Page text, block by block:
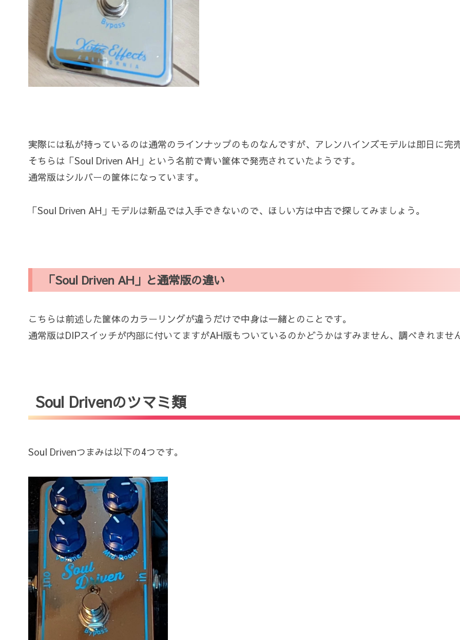
実際には私が持っているのは通常のラインナップのものなんですが、アレンハインズモデルは即日に完
そちらは「Soul Driven AH」という名前で青い筐体で発売されていたようです。
通常版はシルバーの筐体になっています。
「Soul Driven AH」モデルは新品では入手できないので、ほしい方は中古で探してみましょう。
「Soul Driven AH」と通常版の違い
こちらは前述した筐体のカラーリングが違うだけで中身は一緒とのことです。
通常版はDIPスイッチが内部に付いてますがAH版もついているのかどうかはすみません、調べきれませ
Soul Drivenのツマミ類
Soul Drivenつまみは以下の4つです。